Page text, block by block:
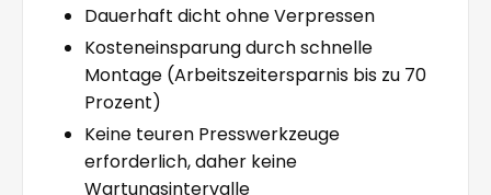
Dauerhaft dicht ohne Verpressen
Kosteneinsparung durch schnelle
Montage (Arbeitszeitersparnis bis zu 70
Prozent)
Keine teuren Presswerkzeuge
erforderlich, daher keine
Wartungsintervalle